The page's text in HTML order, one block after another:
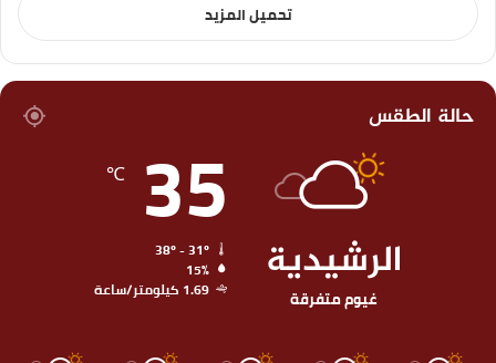
تحميل المزيد
حالة الطقس
الرشيدية
غيوم متفرقة
35
℃
15%
1.69 كيلومتر/ساعة